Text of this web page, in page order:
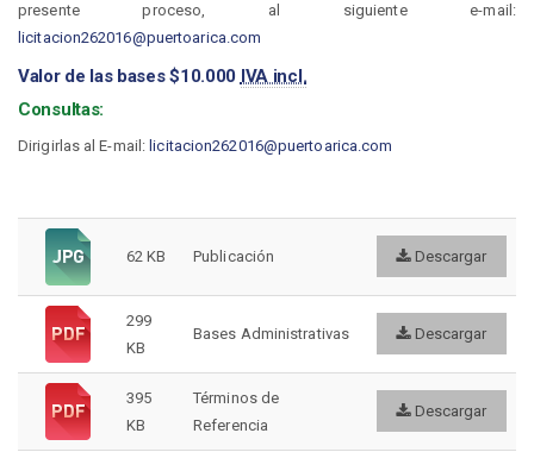
presente proceso, al siguiente e-mail:
licitacion262016@puertoarica.com
Valor de las bases $10.000 IVA incl.
Consultas:
Dirigirlas al E-mail: licitacion262016@puertoarica.com
62 KB Publicación Descargar
299
KB
Bases Administrativas Descargar
395
KB
Términos de
Referencia
Descargar